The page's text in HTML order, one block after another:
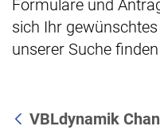
Formulare und
sich Ihr
unserer Suche
VBLdynamik